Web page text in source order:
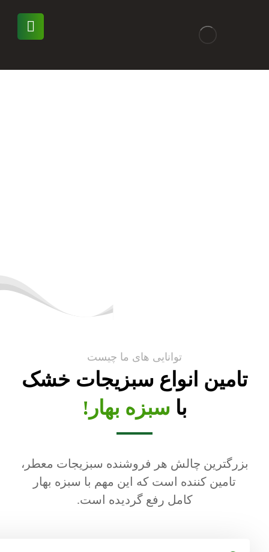
توانایی های ما چیست
تامین انواع سبزیجات خشک
با سبزه بهار!
بزرگترین چالش هر فروشنده سبزیجات معطر،
تامین کننده است که این مهم با سبزه بهار
کامل رفع گردیده است.